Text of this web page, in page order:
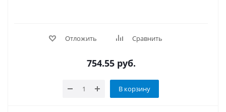
Отложить Сравнить
754.55 руб.
В корзину